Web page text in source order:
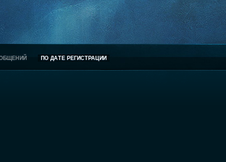
ПО ДАТЕ РЕГИСТРАЦИИ